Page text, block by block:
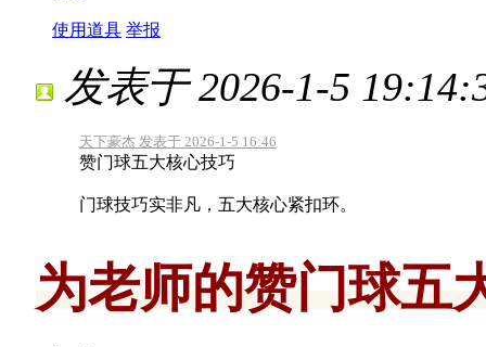
使用道具 举报
发表于 2026-1-5
天下豪杰 发表于 2026-1-5 16:46
赞门球五大核心技巧
门球技巧实非凡，五大核心紧扣环。
为老师的赞门球五